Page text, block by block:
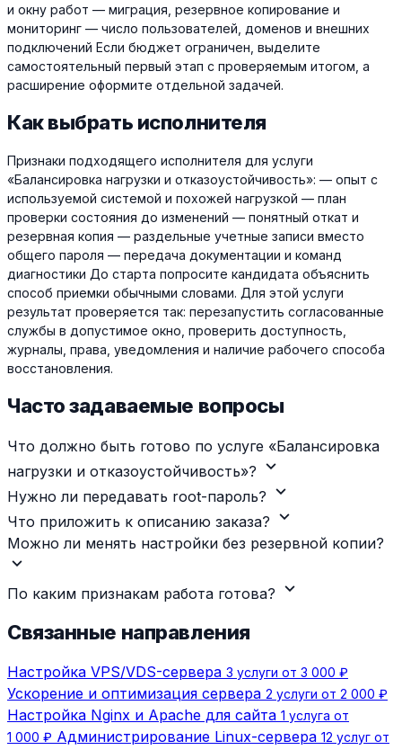
и окну работ — миграция, резервное копирование и
мониторинг — число пользователей, доменов и внешних
подключений Если бюджет ограничен, выделите
самостоятельный первый этап с проверяемым итогом, а
расширение оформите отдельной задачей.
Как выбрать исполнителя
Признаки подходящего исполнителя для услуги
«Балансировка нагрузки и отказоустойчивость»: — опыт с
используемой системой и похожей нагрузкой — план
проверки состояния до изменений — понятный откат и
резервная копия — раздельные учетные записи вместо
общего пароля — передача документации и команд
диагностики До старта попросите кандидата объяснить
способ приемки обычными словами. Для этой услуги
результат проверяется так: перезапустить согласованные
службы в допустимое окно, проверить доступность,
журналы, права, уведомления и наличие рабочего способа
восстановления.
Часто задаваемые вопросы
Что должно быть готово по услуге «Балансировка
нагрузки и отказоустойчивость»? expand_more
Нужно ли передавать root-пароль? expand_more
Что приложить к описанию заказа? expand_more
Можно ли менять настройки без резервной копии?
expand_more
По каким признакам работа готова? expand_more
Связанные направления
Настройка VPS/VDS-сервера 3 услуги от 3 000 ₽
Ускорение и оптимизация сервера 2 услуги от 2 000 ₽
Настройка Nginx и Apache для сайта 1 услуга от
1 000 ₽ Администрирование Linux-сервера 12 услуг от